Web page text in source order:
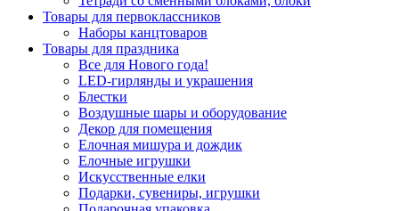
Товары для первоклассников
Наборы канцтоваров
Товары для праздника
Все для Нового года!
LED-гирлянды и украшения
Блестки
Воздушные шары и оборудование
Декор для помещения
Елочная мишура и дождик
Елочные игрушки
Искусственные елки
Подарки, сувениры, игрушки